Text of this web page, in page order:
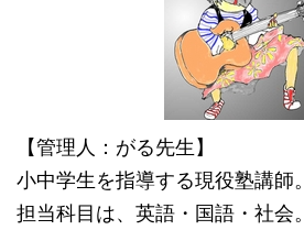
【管理人：がる先生】
小中学生を指導する現役塾講師。
担当科目は、英語・国語・社会。